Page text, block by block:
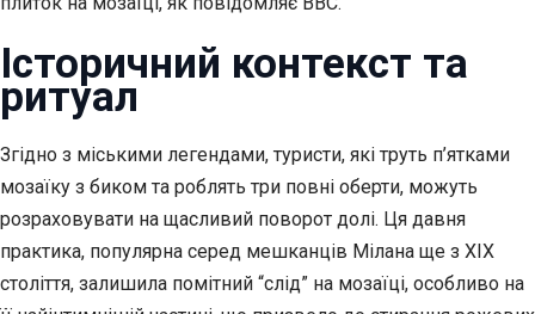
Історичний контекст та
ритуал
Згідно з міськими легендами, туристи, які труть п’ятками
мозаїку з биком та роблять три повні оберти, можуть
розраховувати на щасливий поворот долі. Ця давня
практика, популярна серед мешканців Мілана ще з XIX
століття, залишила помітний “слід” на мозаїці, особливо на